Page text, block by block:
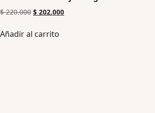
$220.000 $ 202.000
Añadir al carrito